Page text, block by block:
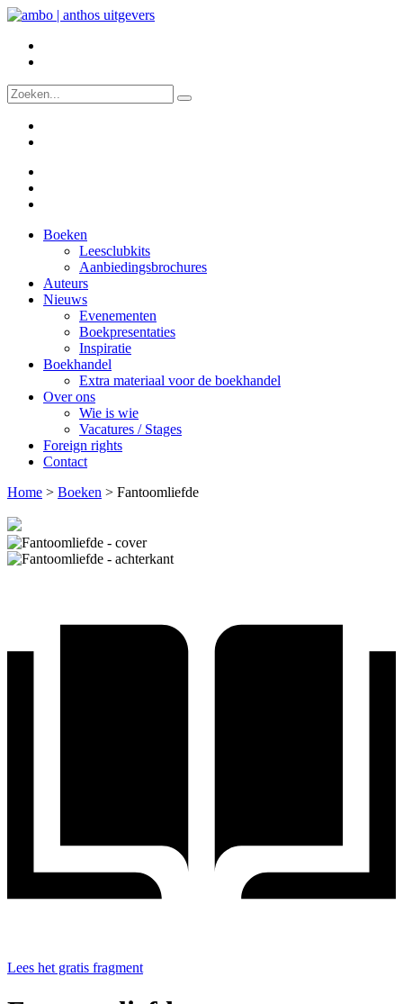
Boeken
Leesclubkits
Aanbiedingsbrochures
Auteurs
Nieuws
Evenementen
Boekpresentaties
Inspiratie
Boekhandel
Extra materiaal voor de boekhandel
Over ons
Wie is wie
Vacatures / Stages
Foreign rights
Contact
Home > Boeken > Fantoomliefde
Lees het gratis fragment